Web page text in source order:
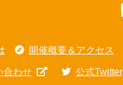
開催概要＆アクセス
合わせ 公式Twitter